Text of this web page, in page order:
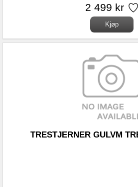
2 499 kr
TRESTJERNER GULVM